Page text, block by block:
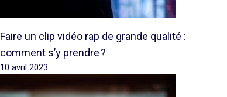
Faire un clip vidéo rap de grande qualité :
comment s’y prendre ?
10 avril 2023